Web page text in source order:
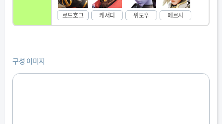
로드호그 캐서디 위도우 메르시
구성 이미지